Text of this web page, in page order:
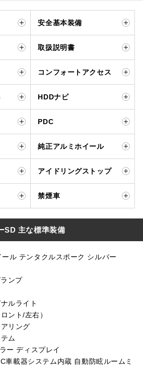
安全基本装備
取扱説明書
コンフォートアクセス
HDDナビ
PDC
純正アルミホイール
アイドリングストップ
禁煙車
SD 主な標準装備
ール テンタクルスポーク シルバー
ンプ
ルライト
ント/左右）
リング
ム
ー ディスプレイ
車載器システム内蔵 自動防眩ルームミ